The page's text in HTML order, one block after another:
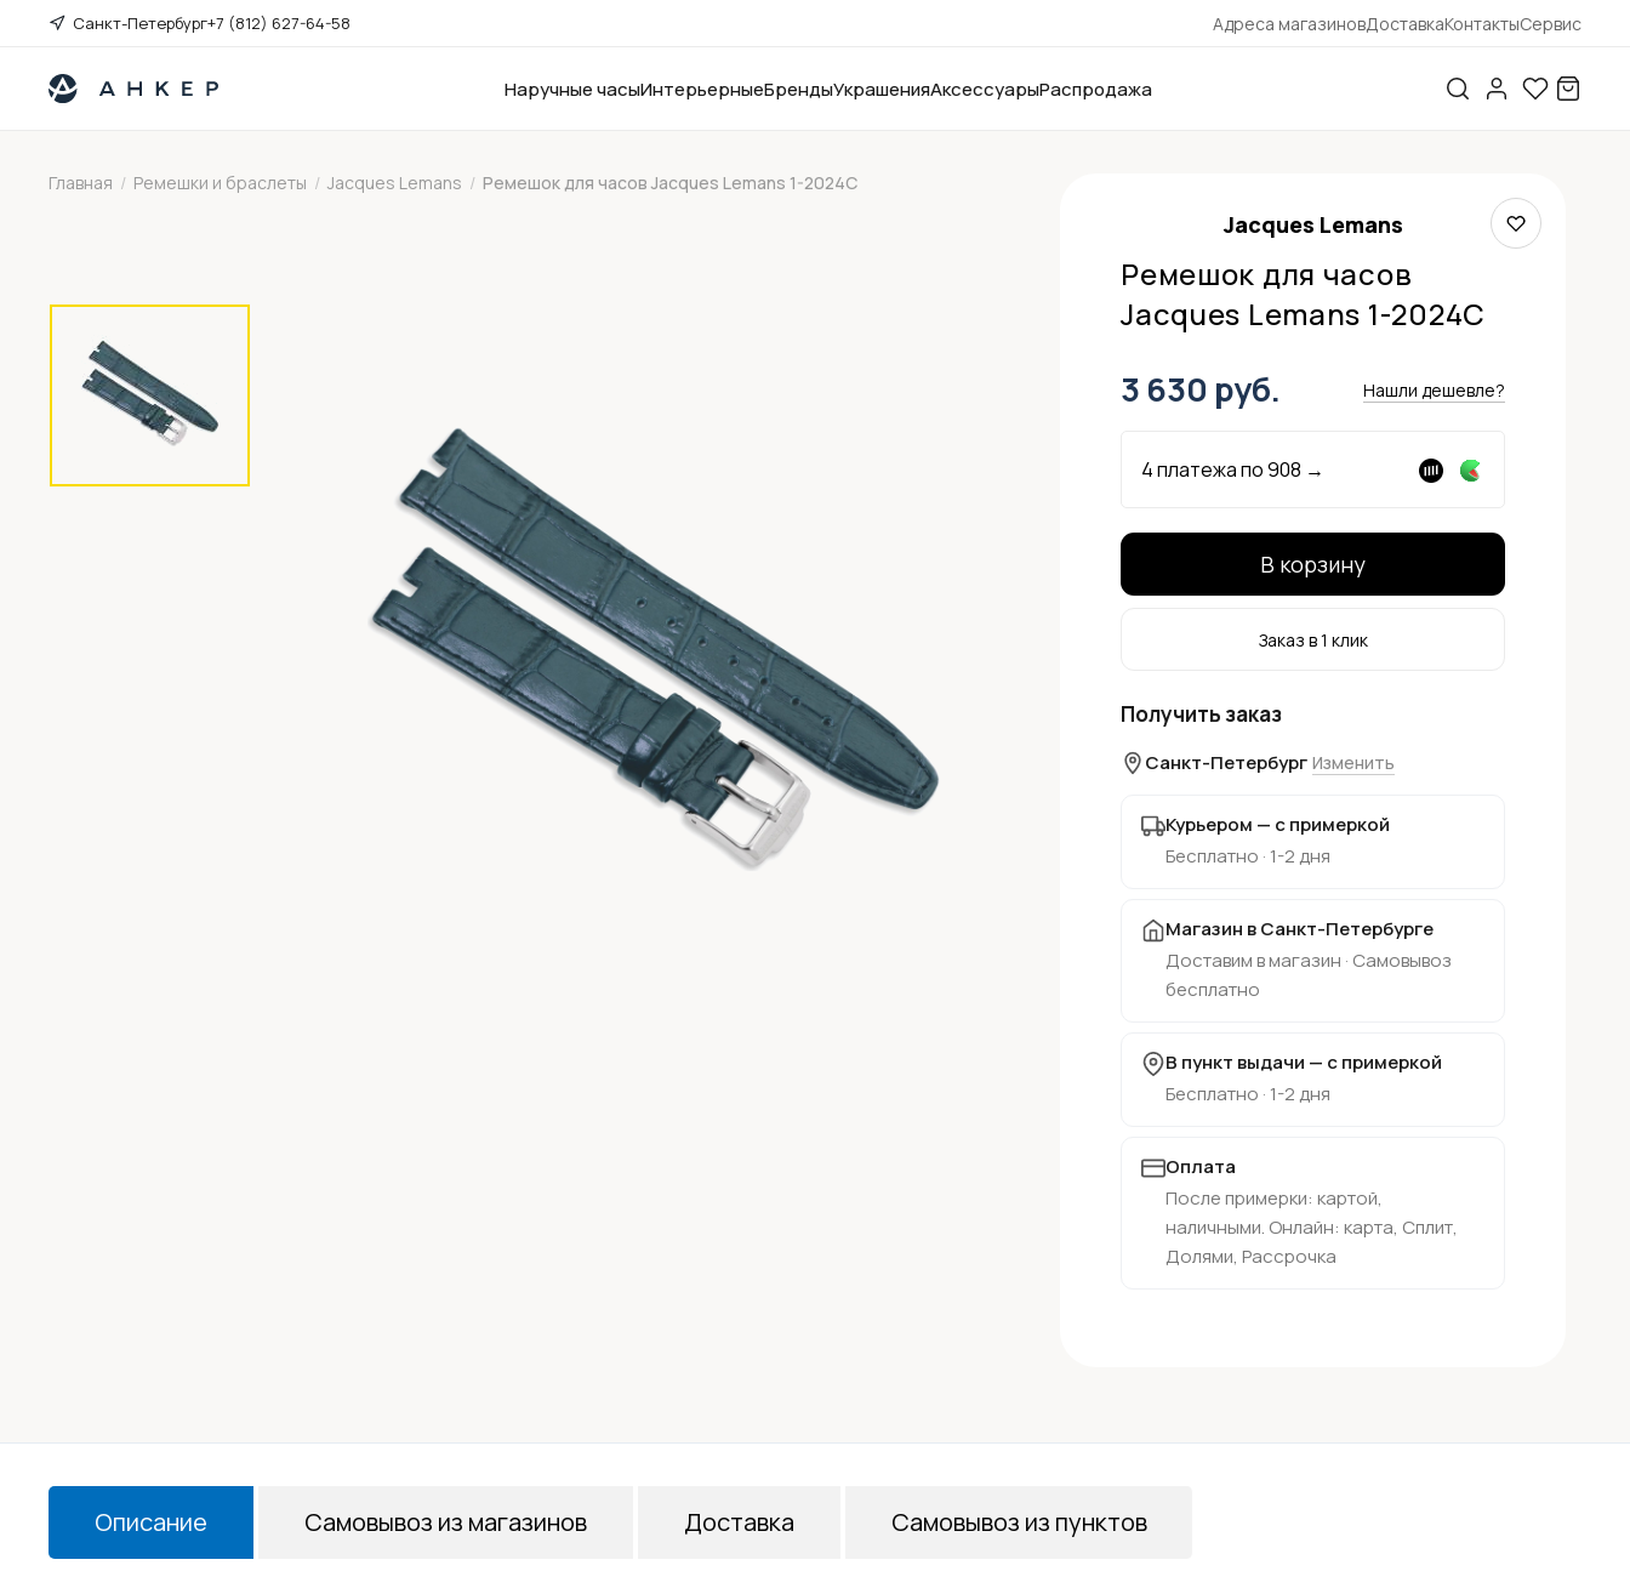
Санкт-Петербург+7 (812) 627-64-58 Адреса магазиновДоставкаКонтактыСервис
Наручные часыИнтерьерныеБрендыУкрашенияАксессуарыРаспродажа
Главная / Ремешки и браслеты / Jacques Lemans / Ремешок для часов Jacques Lemans 1-2024C
Jacques Lemans
Ремешок для часов
Jacques Lemans 1-2024C
3 630 руб. Нашли дешевле?
4 платежа по908 →
В корзину
Заказ в 1 клик
Получить заказ
Санкт-Петербург Изменить
Курьером — с примеркой
Бесплатно · 1-2 дня
Магазин в Санкт-Петербурге
Доставим в магазин · Самовывоз
бесплатно
В пункт выдачи — с примеркой
Бесплатно · 1-2 дня
Оплата
После примерки: картой,
наличными. Онлайн: карта, Сплит,
Долями, Рассрочка
Описание Самовывоз из магазинов Доставка Самовывоз из пунктов